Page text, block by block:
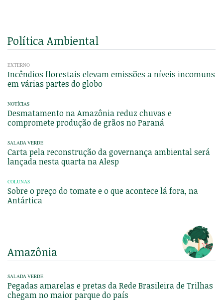
Política Ambiental
EXTERNO
Incêndios florestais elevam emissões a níveis incomuns
em várias partes do globo
NOTÍCIAS
Desmatamento na Amazônia reduz chuvas e
compromete produção de grãos no Paraná
SALADA VERDE
Carta pela reconstrução da governança ambiental será
lançada nesta quarta na Alesp
COLUNAS
Sobre o preço do tomate e o que acontece lá fora, na
Antártica
Amazônia
SALADA VERDE
Pegadas amarelas e pretas da Rede Brasileira de Trilhas
chegam no maior parque do país